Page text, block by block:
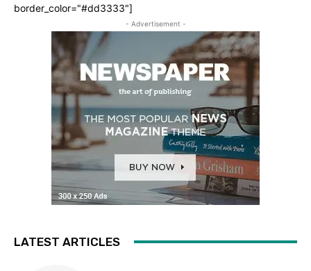
border_color="#dd3333"]
- Advertisement -
LATEST ARTICLES